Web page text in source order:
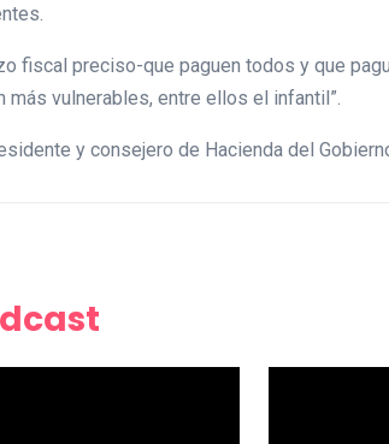
fiscal preciso-que paguen todos y que
vulnerables, entre ellos el infantil”.
y consejero de Hacienda del